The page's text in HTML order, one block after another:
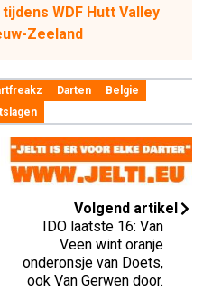
WDF Hutt Valley
Zeeland
Darten
Belgie
Volgend artikel
IDO laatste 16: Van
Veen wint oranje
onderonsje van Doets,
ook Van Gerwen door.